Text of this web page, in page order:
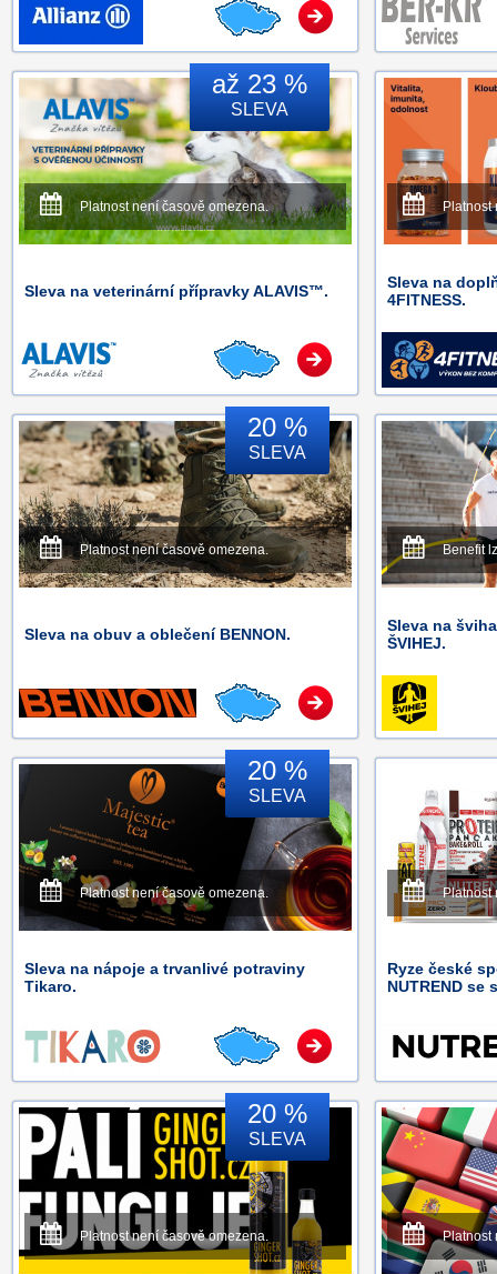
až 23 %
SLEVA
Platnost není časově omezena.
Sleva na veterinární přípravky ALAVIS™.
Platnost
Sleva na
4FITNESS.
20 %
SLEVA
Platnost není časově omezena.
Sleva na obuv a oblečení BENNON.
Benefit
Sleva na
ŠVIHEJ.
20 %
SLEVA
Platnost není časově omezena.
Sleva na nápoje a trvanlivé potraviny
Tikaro.
Platnost
Ryze české
NUTREND se
20 %
SLEVA
Platnost není časově omezena. Platnost